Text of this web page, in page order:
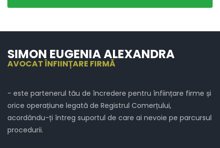
SIMON EUGENIA ALEXANDRA
AVOCAT ÎNFIINȚARE FIRMĂ
- este partenerul tău de încredere pentru înființare firme și
orice operațiune legată de Registrul Comerțului,
acordându-ți întreg suportul de care ai nevoie pe parcursul
procedurii.